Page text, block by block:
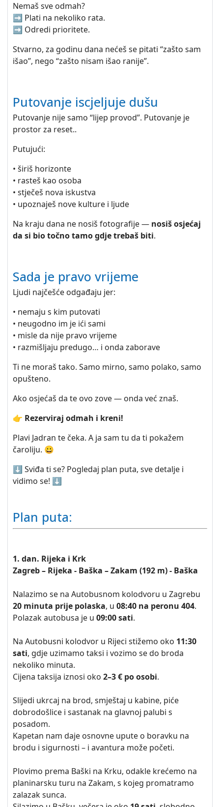
Nemaš sve odmah?
➡️ Plati na nekoliko rata.
➡️ Odredi prioritete.
Stvarno, za godinu dana nećeš se pitati “zašto sam
išao”, nego “zašto nisam išao ranije”.
Putovanje iscjeljuje dušu
Putovanje nije samo “lijep provod”. Putovanje je
prostor za reset..
Putujući:
• širiš horizonte
• rasteš kao osoba
• stječeš nova iskustva
• upoznaješ nove kulture i ljude
Na kraju dana ne nosiš fotografije — nosiš osjećaj
da si bio točno tamo gdje trebaš biti.
Sada je pravo vrijeme
Ljudi najčešće odgađaju jer:
• nemaju s kim putovati
• neugodno im je ići sami
• misle da nije pravo vrijeme
• razmišljaju predugo… i onda zaborave
Ti ne moraš tako. Samo mirno, samo polako, samo
opušteno.
Ako osjećaš da te ovo zove — onda već znaš.
👉 Rezerviraj odmah i kreni!
Plavi Jadran te čeka. A ja sam tu da ti pokažem
čaroliju. 😀
⬇️ Sviđa ti se? Pogledaj plan puta, sve detalje i
vidimo se! ⬇️
Plan puta:
1. dan. Rijeka i Krk
Zagreb – Rijeka - Baška – Zakam (192 m) - Baška
Nalazimo se na Autobusnom kolodvoru u Zagrebu
20 minuta prije polaska, u 08:40 na peronu 404.
Polazak autobusa je u 09:00 sati.
Na Autobusni kolodvor u Rijeci stižemo oko 11:30
sati, gdje uzimamo taksi i vozimo se do broda
nekoliko minuta.
Cijena taksija iznosi oko 2–3 € po osobi.
Slijedi ukrcaj na brod, smještaj u kabine, piće
dobrodošlice i sastanak na glavnoj palubi s
posadom.
Kapetan nam daje osnovne upute o boravku na
brodu i sigurnosti – i avantura može početi.
Plovimo prema Baški na Krku, odakle krećemo na
planinarsku turu na Zakam, s kojeg promatramo
zalazak sunca.